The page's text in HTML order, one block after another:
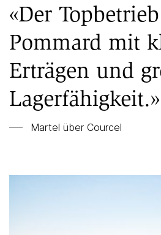
«Der
Pommard mit
Erträgen und
Lagerfähigkeit.»
Martel über Courcel